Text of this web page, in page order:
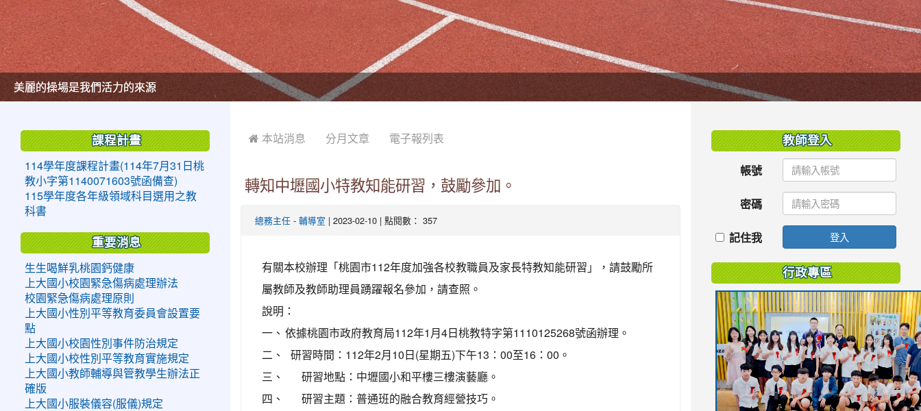
美麗的操場是我們活力的來源
美麗的操場是我們活力的來源
煥然一新的小司令台
煥然一新的小司令台
富含桃園埤塘田園風光意象的中廊
富含桃園埤塘田園風光意象的中廊
嶄新的中庭廣場
嶄新的中庭廣場
水生池生生不息
水生池生生不息
 本站消息 分月文章 電子報列表
轉知中壢國小特教知能研習，鼓勵參加。
總務主任 - 輔導室 | 2023-02-10 | 點閱數： 357
有關本校辦理「桃園市112年度加強各校教職員及家長特教知能研習」，請鼓勵所
屬教師及教師助理員踴躍報名參加，請查照。
說明：
一、 依據桃園市政府教育局112年1月4日桃教特字第1110125268號函辦理。
二、
研習時間：112年2月10日(星期五)下午13：00至16：00。
三、
研習地點：中壢國小和平樓三樓演藝廳。
四、
研習主題：普通班的融合教育經營技巧。
課程計畫
114學年度課程計畫(114年7月31日桃
教小字第1140071603號函備查)
115學年度各年級領域科目選用之教
科書
重要消息
生生喝鮮乳桃園鈣健康
上大國小校園緊急傷病處理辦法
校園緊急傷病處理原則
上大國小性別平等教育委員會設置要
點
上大國小校園性別事件防治規定
上大國小校性別平等教育實施規定
上大國小教師輔導與管教學生辦法正
確版
上大國小服裝儀容(服儀)規定
教師登入
帳號
密碼
記住我 登入
行政專區